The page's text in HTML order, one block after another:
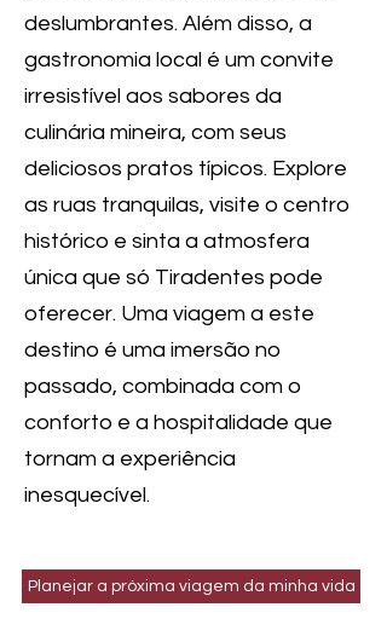
deslumbrantes. Além disso, a
gastronomia local é um convite
irresistível aos sabores da
culinária mineira, com seus
deliciosos pratos típicos. Explore
as ruas tranquilas, visite o centro
histórico e sinta a atmosfera
única que só Tiradentes pode
oferecer. Uma viagem a este
destino é uma imersão no
passado, combinada com o
conforto e a hospitalidade que
tornam a experiência
inesquecível.
Planejar a próxima viagem da minha vida